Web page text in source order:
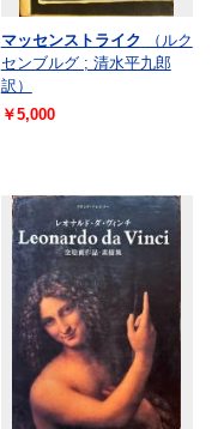
マッセンストライク
（ルク
センブルグ ; 清水平九郎
訳）
￥5,000